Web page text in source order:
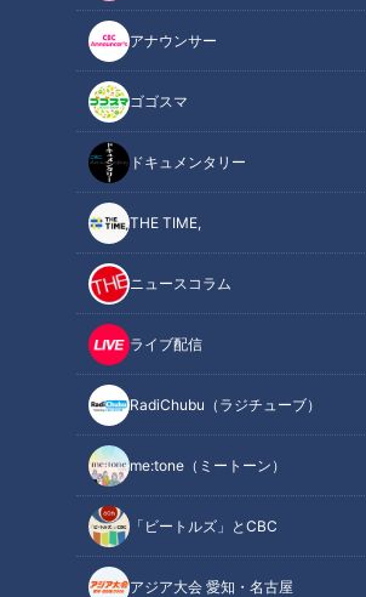
アナウンサー
ゴゴスマ
ドキュメンタリー
THE TIME,
ニュースコラム
ライブ配信
RadiChubu（ラジチューブ）
me:tone（ミートーン）
「ビートルズ」とCBC
アジア大会 愛知・名古屋
記事に戻る
この記事を見たあなたへのおすすめ
【丸田佳奈医師の素顔「実は2
浪1留1休なんです…」】ゴゴス
マ生配信＃27